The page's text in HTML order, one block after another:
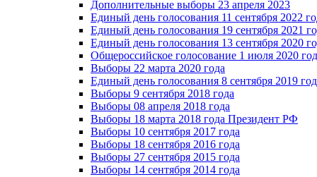
Дополнительные выборы 23 апреля 2023
Единый день голосования 11 сентября 2022
Единый день голосования 19 сентября 2021
Единый день голосования 13 сентября 2020
Общероссийское голосование 1 июля 2020
Выборы 22 марта 2020 года
Единый день голосования 8 сентября 2019
Выборы 9 сентября 2018 года
Выборы 08 апреля 2018 года
Выборы 18 марта 2018 года Президент РФ
Выборы 10 сентября 2017 года
Выборы 18 сентября 2016 года
Выборы 27 сентября 2015 года
Выборы 14 сентября 2014 года